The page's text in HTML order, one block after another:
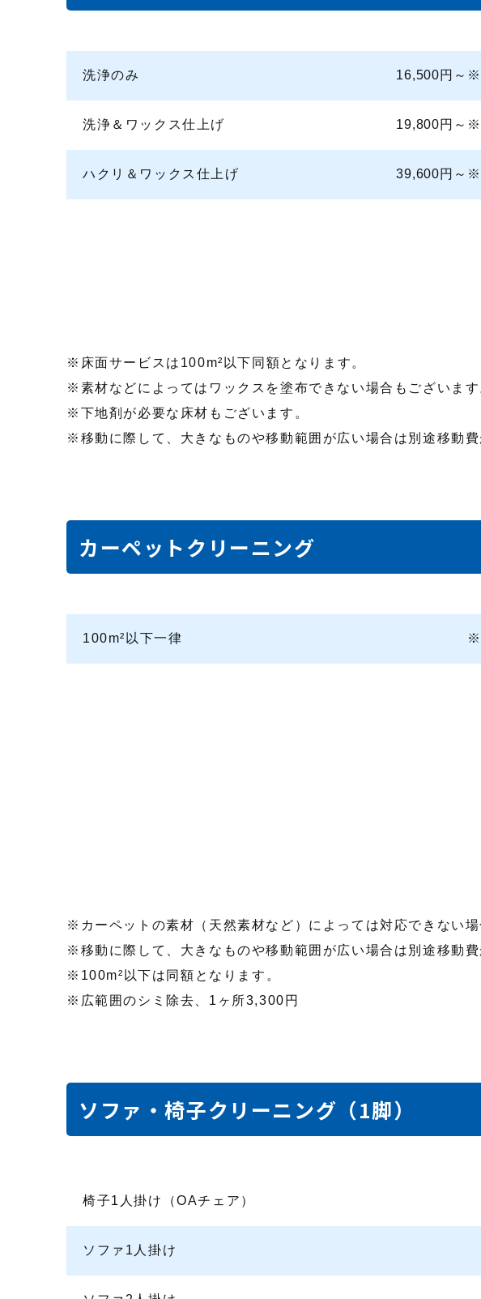
洗浄のみ 16,500円～※
洗浄＆ワックス仕上げ 19,800円～※
ハクリ＆ワックス仕上げ 39,600円～※
床面サービスは100m²以下同額となります。
素材などによってはワックスを塗布できない場合もございます
下地剤が必要な床材もございます。
移動に際して、大きなものや移動範囲が広い場合は別途移動
カーペットクリーニング
100m²以下一律 ※
カーペットの素材（天然素材など）によっては対応できない場
移動に際して、大きなものや移動範囲が広い場合は別途移動
100m²以下は同額となります。
広範囲のシミ除去、1ヶ所3,300円
ソファ・椅子クリーニング（1脚）
椅子1人掛け（OAチェア）
ソファ1人掛け